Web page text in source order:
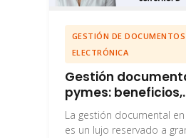
GESTIÓN DE
ELECTRÓNICA
Gestión
pymes: beneficios,
obligaciones y cómo
digitalizarla
La gestión documental
es un lujo reservado a